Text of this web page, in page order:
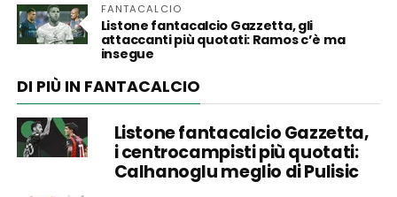
FANTACALCIO
Listone fantacalcio Gazzetta, gli
attaccanti più quotati: Ramos c’è ma
insegue
DI PIÙ IN FANTACALCIO
Listone fantacalcio Gazzetta,
i centrocampisti più quotati:
Calhanoglu meglio di Pulisic